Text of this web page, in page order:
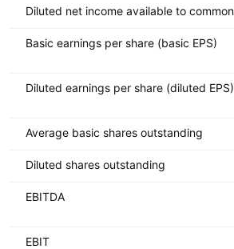
Basic earnings per share (basic EPS)
Diluted earnings per share (diluted EPS)
Average basic shares outstanding
Diluted shares outstanding
EBITDA
EBIT